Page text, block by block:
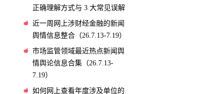
正确理解方式与 3 大常见误解
近一周网上涉财经金融的新闻
舆情信息整合（26.7.13-7.19）
市场监管领域最近热点新闻舆
情舆论信息合集（26.7.13-
7.19）
如何网上查看年度涉及单位的